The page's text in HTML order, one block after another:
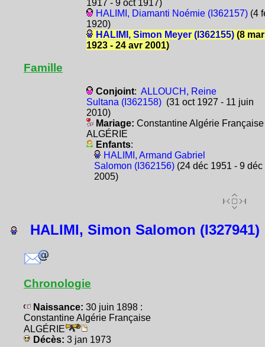
1917 - 9 oct 1917)
HALIMI, Diamanti Noémie (I362157)(4
1920)
HALIMI, Simon Meyer (I362155)(8
1923 - 24 avr 2001)
Famille
Conjoint: ALLOUCH, Reine
Sultana (I362158)(31 oct 1927 - 11 juin
2010)
Mariage: Constantine Algérie Française
ALGÉRIE
Enfants:
HALIMI, Armand Gabriel
Salomon (I362156)(24 déc 1951 - 9 déc
2005)
HALIMI, Simon Salomon (I327941)
Chronologie
Naissance: 30 juin 1898 :
Constantine Algérie Française
ALGÉRIE
Décès: 3 jan 1973